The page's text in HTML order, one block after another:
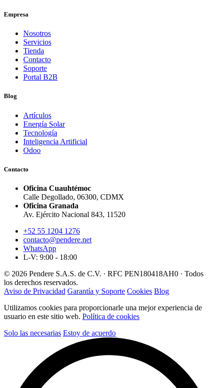
Empresa
Nosotros
Servicios
Tienda
Contacto
Soporte
Portal B2B
Blog
Artículos
Energía Solar
Tecnología
Inteligencia Artificial
Odoo
Contacto
Oficina Cuauhtémoc
Calle Degollado, 06300, CDMX
Oficina Granada
Av. Ejército Nacional 843, 11520
+52 55 1204 1276
contacto@pendere.net
WhatsApp
L-V: 9:00 - 18:00
© 2026 Pendere S.A.S. de C.V. · RFC PEN180418AH0 · Todos
los derechos reservados.
Aviso de Privacidad Garantía y Soporte Cookies Blog
Utilizamos cookies para proporcionarle una mejor experiencia de
usuario en este sitio web. Política de cookies
Solo las necesarias Estoy de acuerdo